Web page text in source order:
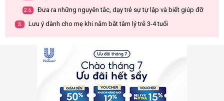
2.6. Đưa ra những nguyên tắc, dạy trẻ sự tự lập và biết giúp đỡ
3. Lưu ý dành cho mẹ khi nắm bắt tâm lý trẻ 3-4 tuổi